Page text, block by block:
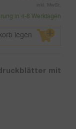
inkl. MwSt.
in 4-8 Werktagen
legen
mit